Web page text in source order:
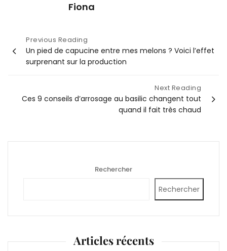
Fiona
Navigation
de
l’article
Previous Reading
Un pied de capucine entre mes melons ? Voici l’effet
surprenant sur la production
Next Reading
Ces 9 conseils d’arrosage au basilic changent tout
quand il fait très chaud
Rechercher
Rechercher
Articles récents